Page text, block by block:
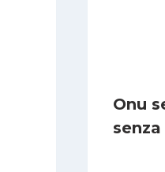
Onu
senza